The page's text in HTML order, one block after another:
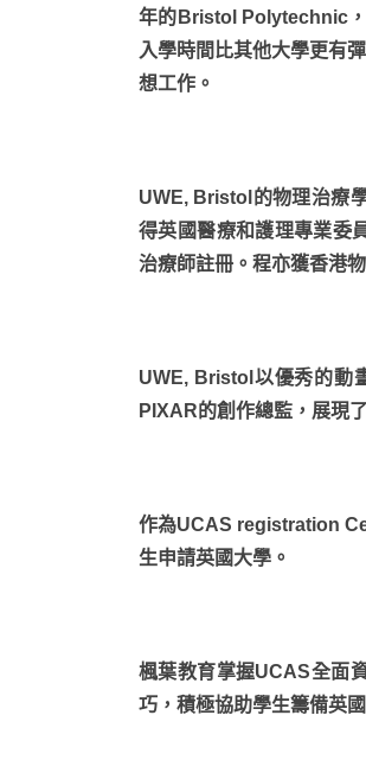
年的Bristol Polytechnic，
入學時間比其他大學更有
想工作。
UWE, Bristol的物理治療
得英國醫療和護理專業委
治療師註冊。程亦獲香港
UWE, Bristol以優秀的動
PIXAR的創作總監，展現
作為UCAS registration
生申請英國大學。
楓葉教育掌握UCAS全面
巧，積極協助學生籌備英